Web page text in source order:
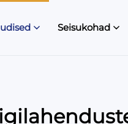
Seisukohad